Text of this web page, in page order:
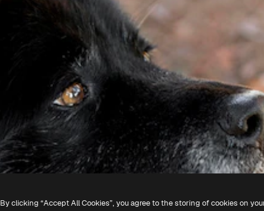
By clicking “Accept All Cookies”, you agree to the storing of cookies on